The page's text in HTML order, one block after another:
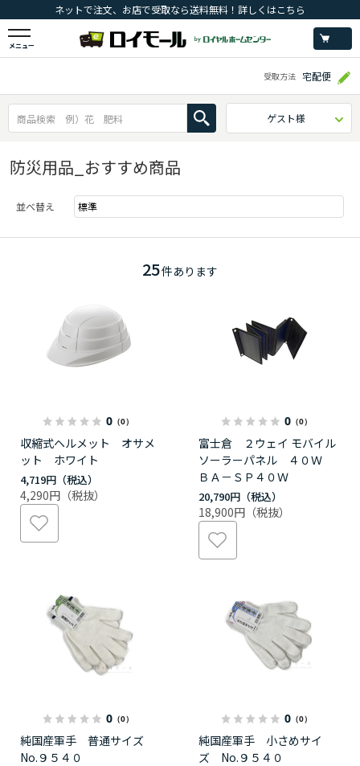
ネットで注文、お店で受取なら送料無料！詳しくはこちら
メニュー
受取方法 宅配便
ゲスト様
防災用品_おすすめ商品
並べ替え
25件あります
0 （0）
収縮式ヘルメット オサメ
ット ホワイト
4,719円
4,290円
0（0）
富士倉 ２ウェイ モバイル
ソーラーパネル ４０Ｗ
ＢＡ－ＳＰ４０Ｗ
20,790円
18,900円
0 （0）
純国産軍手 普通サイズ
No.９５４０
0（0）
純国産軍手 小さめサイ
ズ No.９５４０